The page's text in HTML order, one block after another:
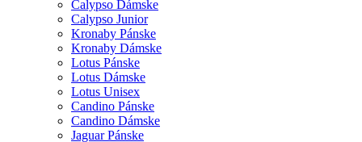
Calypso Dámske
Calypso Junior
Kronaby Pánske
Kronaby Dámske
Lotus Pánske
Lotus Dámske
Lotus Unisex
Candino Pánske
Candino Dámske
Jaguar Pánske